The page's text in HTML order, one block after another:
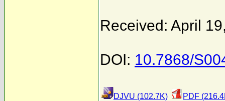
Received: April
DOI: 10.7868/
DJVU (102.7K) PDF